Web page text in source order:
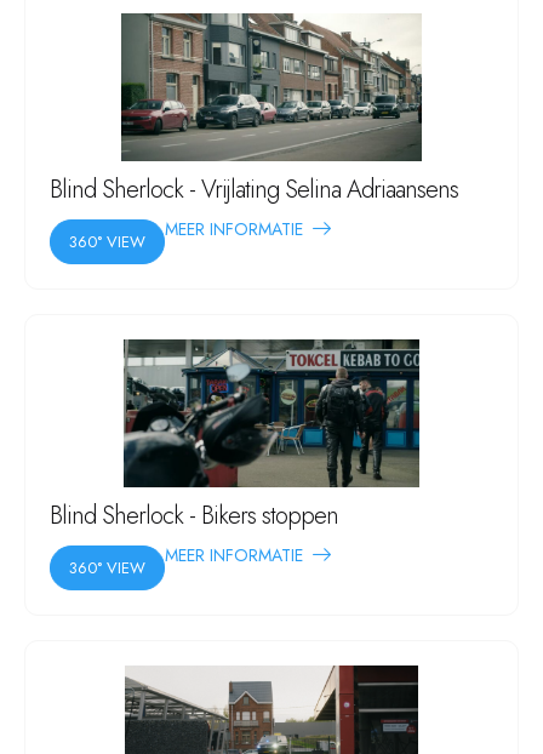
Blind Sherlock - Vrijlating Selina Adriaansens
360° VIEW
MEER INFORMATIE
Blind Sherlock - Bikers stoppen
360° VIEW
MEER INFORMATIE